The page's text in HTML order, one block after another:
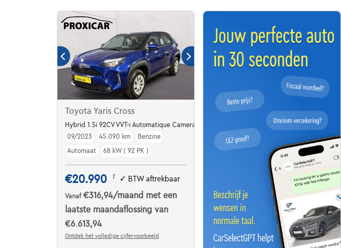
Toyota Yaris Cross
Hybrid 1.5i 92CV VVT-i Automatique Camera*Carplay
09/2023
45.090 km
Benzine
Automaat
68 kW ( 92 PK )
€20.990 1 ✓ BTW aftrekbaar
Vanaf €316,94/maand met een
laatste maandaflossing van
€6.613,94
Ontdek het volledige cijfervoorbeeld